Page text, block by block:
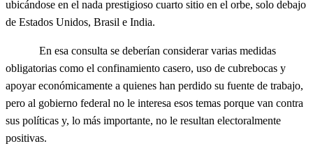
ubicándose en el nada prestigioso cuarto sitio en el orbe, solo debajo
de Estados Unidos, Brasil e India.
En esa consulta se deberían considerar varias medidas
obligatorias como el confinamiento casero, uso de cubrebocas y
apoyar económicamente a quienes han perdido su fuente de trabajo,
pero al gobierno federal no le interesa esos temas porque van contra
sus políticas y, lo más importante, no le resultan electoralmente
positivas.